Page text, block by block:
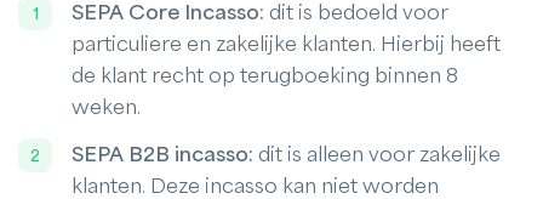
SEPA Core Incasso: dit is bedoeld voor
particuliere en zakelijke klanten. Hierbij heeft
de klant recht op terugboeking binnen 8
weken.
SEPA B2B incasso: dit is alleen voor zakelijke
klanten. Deze incasso kan niet worden